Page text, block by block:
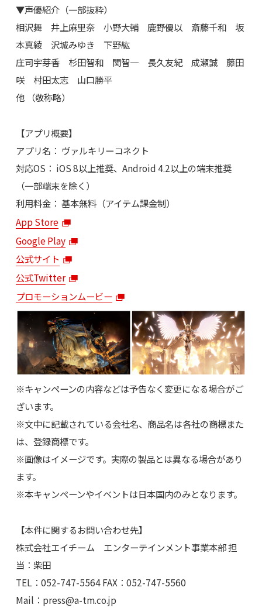
▼声優紹介（一部抜粋）
相沢舞 井上麻里奈 小野大輔 鹿野優以 斎藤千和 坂
本真綾 沢城みゆき 下野紘
庄司宇芽香 杉田智和 関智一 長久友紀 成瀬誠 藤田
咲 村田太志 山口勝平
他 （敬称略）
【アプリ概要】
アプリ名： ヴァルキリーコネクト
対応OS： iOS 8以上推奨、Android 4.2以上の端末推奨
（一部端末を除く）
利用料金： 基本無料（アイテム課金制）
App Store
Google Play
公式サイト
公式Twitter
プロモーションムービー
※キャンペーンの内容などは予告なく変更になる場合がご
ざいます。
※文中に記載されている会社名、商品名は各社の商標また
は、登録商標です。
※画像はイメージです。実際の製品とは異なる場合があり
ます。
※本キャンペーンやイベントは日本国内のみとなります。
【本件に関するお問い合わせ先】
株式会社エイチーム エンターテインメント事業本部 担
当：柴田
TEL：052-747-5564 FAX：052-747-5560
Mail： press@a-tm.co.jp